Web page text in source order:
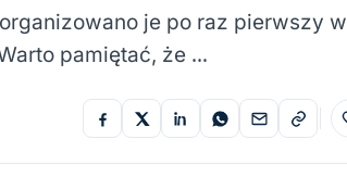
je po raz pierwszy w
pamiętać, że …